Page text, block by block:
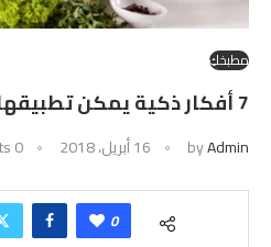
مطبخكِ
7 أفكار ذكية يمكن تطبيقها في مطبخك
byAdmin 16 أبريل، 2018 0 comments
0